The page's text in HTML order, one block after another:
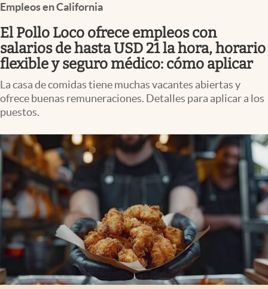
Espiritual
Streaming
PC y mobile
Lifestyle
USA
Empleos en California
El Pollo Loco ofrece empleos con
salarios de hasta USD 21 la hora, horario
flexible y seguro médico: cómo aplicar
La casa de comidas tiene muchas vacantes abiertas y
ofrece buenas remuneraciones. Detalles para aplicar a los
puestos.